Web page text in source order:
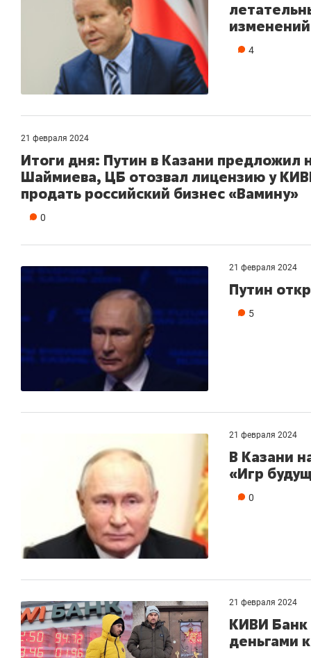
4
21 февраля 2024
Итоги дня: Путин в Казани предложил
Шаймиева, ЦБ отозвал лицензию у
продать российский бизнес «Вамину»
0
21 февраля 2024
Путин
5
21 февраля 2024
В Казани
«Игр
0
21 февраля 2024
КИВИ Банк
деньгами